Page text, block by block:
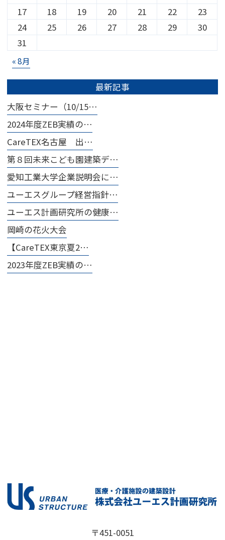
« 8月
17
18 19 20 21 22
23
24
25 26 27 28 29
30
31
最新記事
大阪セミナー（10/15…
2024年度ZEB実績の…
CareTEX名古屋 出…
第８回未来こども園建築デ…
愛知工業大学企業説明会に…
ユーエスグループ経営指針…
ユーエス計画研究所の健康…
岡崎の花火大会
【CareTEX東京夏2…
2023年度ZEB実績の…
〒451-0051